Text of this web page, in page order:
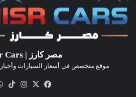
مصر كارز | Misr Cars
موقع متخصص في أسعار السيارات وأخبار
فيسبوك
‫X